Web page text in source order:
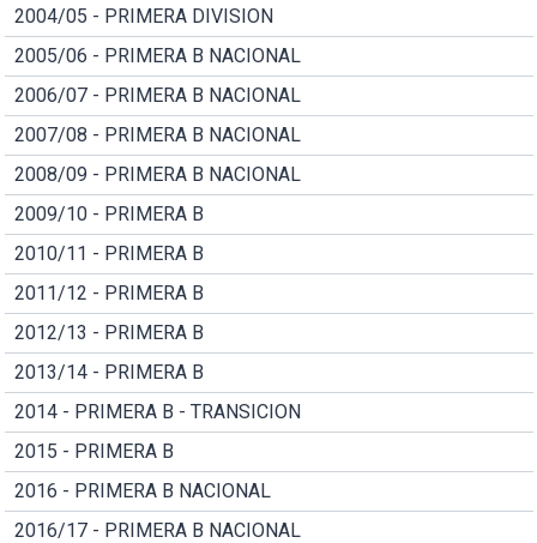
2004/05 - PRIMERA DIVISION
2005/06 - PRIMERA B NACIONAL
2006/07 - PRIMERA B NACIONAL
2007/08 - PRIMERA B NACIONAL
2008/09 - PRIMERA B NACIONAL
2009/10 - PRIMERA B
2010/11 - PRIMERA B
2011/12 - PRIMERA B
2012/13 - PRIMERA B
2013/14 - PRIMERA B
2014 - PRIMERA B - TRANSICION
2015 - PRIMERA B
2016 - PRIMERA B NACIONAL
2016/17 - PRIMERA B NACIONAL